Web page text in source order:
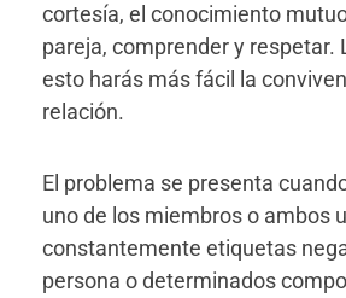
cortesía, el conocimiento
pareja, comprender y respetar.
esto harás más fácil la
relación.
El problema se presenta
uno de los miembros o ambos
constantemente etiquetas
persona o determinados